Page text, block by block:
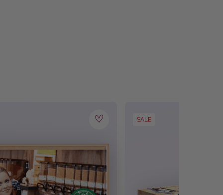
nach Wunsch– und zusammen mit dem
machen sie das heute.
SALE